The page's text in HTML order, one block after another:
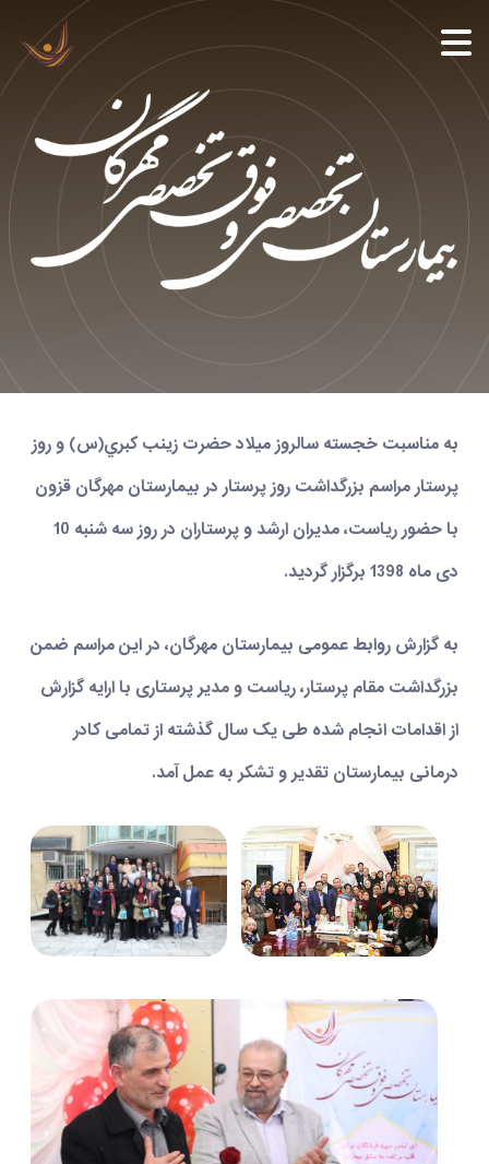
به مناسبت خجسته سالروز ميلاد حضرت زينب كبري(س) و روز
پرستار مراسم بزرگداشت روز پرستار در بیمارستان مهرگان قزون
با حضور ریاست، مدیران ارشد و پرستاران در روز سه شنبه 10
دی ماه 1398 برگزار گردید.
به گزارش روابط عمومی بیمارستان مهرگان، در این مراسم ضمن
بزرگداشت مقام پرستار، ریاست و مدیر پرستاری با ارایه گزارش
از اقدامات انجام شده طی یک سال گذشته از تمامی کادر
درمانی بیمارستان تقدیر و تشکر به عمل آمد.